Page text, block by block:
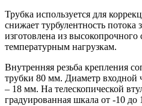
Трубка используется для
снижает турбулентность потока
изготовлена из
температурным нагрузкам.
Внутренняя резьба крепления
трубки 80 мм. Диаметр входной
– 18 мм. На телескопической
градуированная шкала от -10 до